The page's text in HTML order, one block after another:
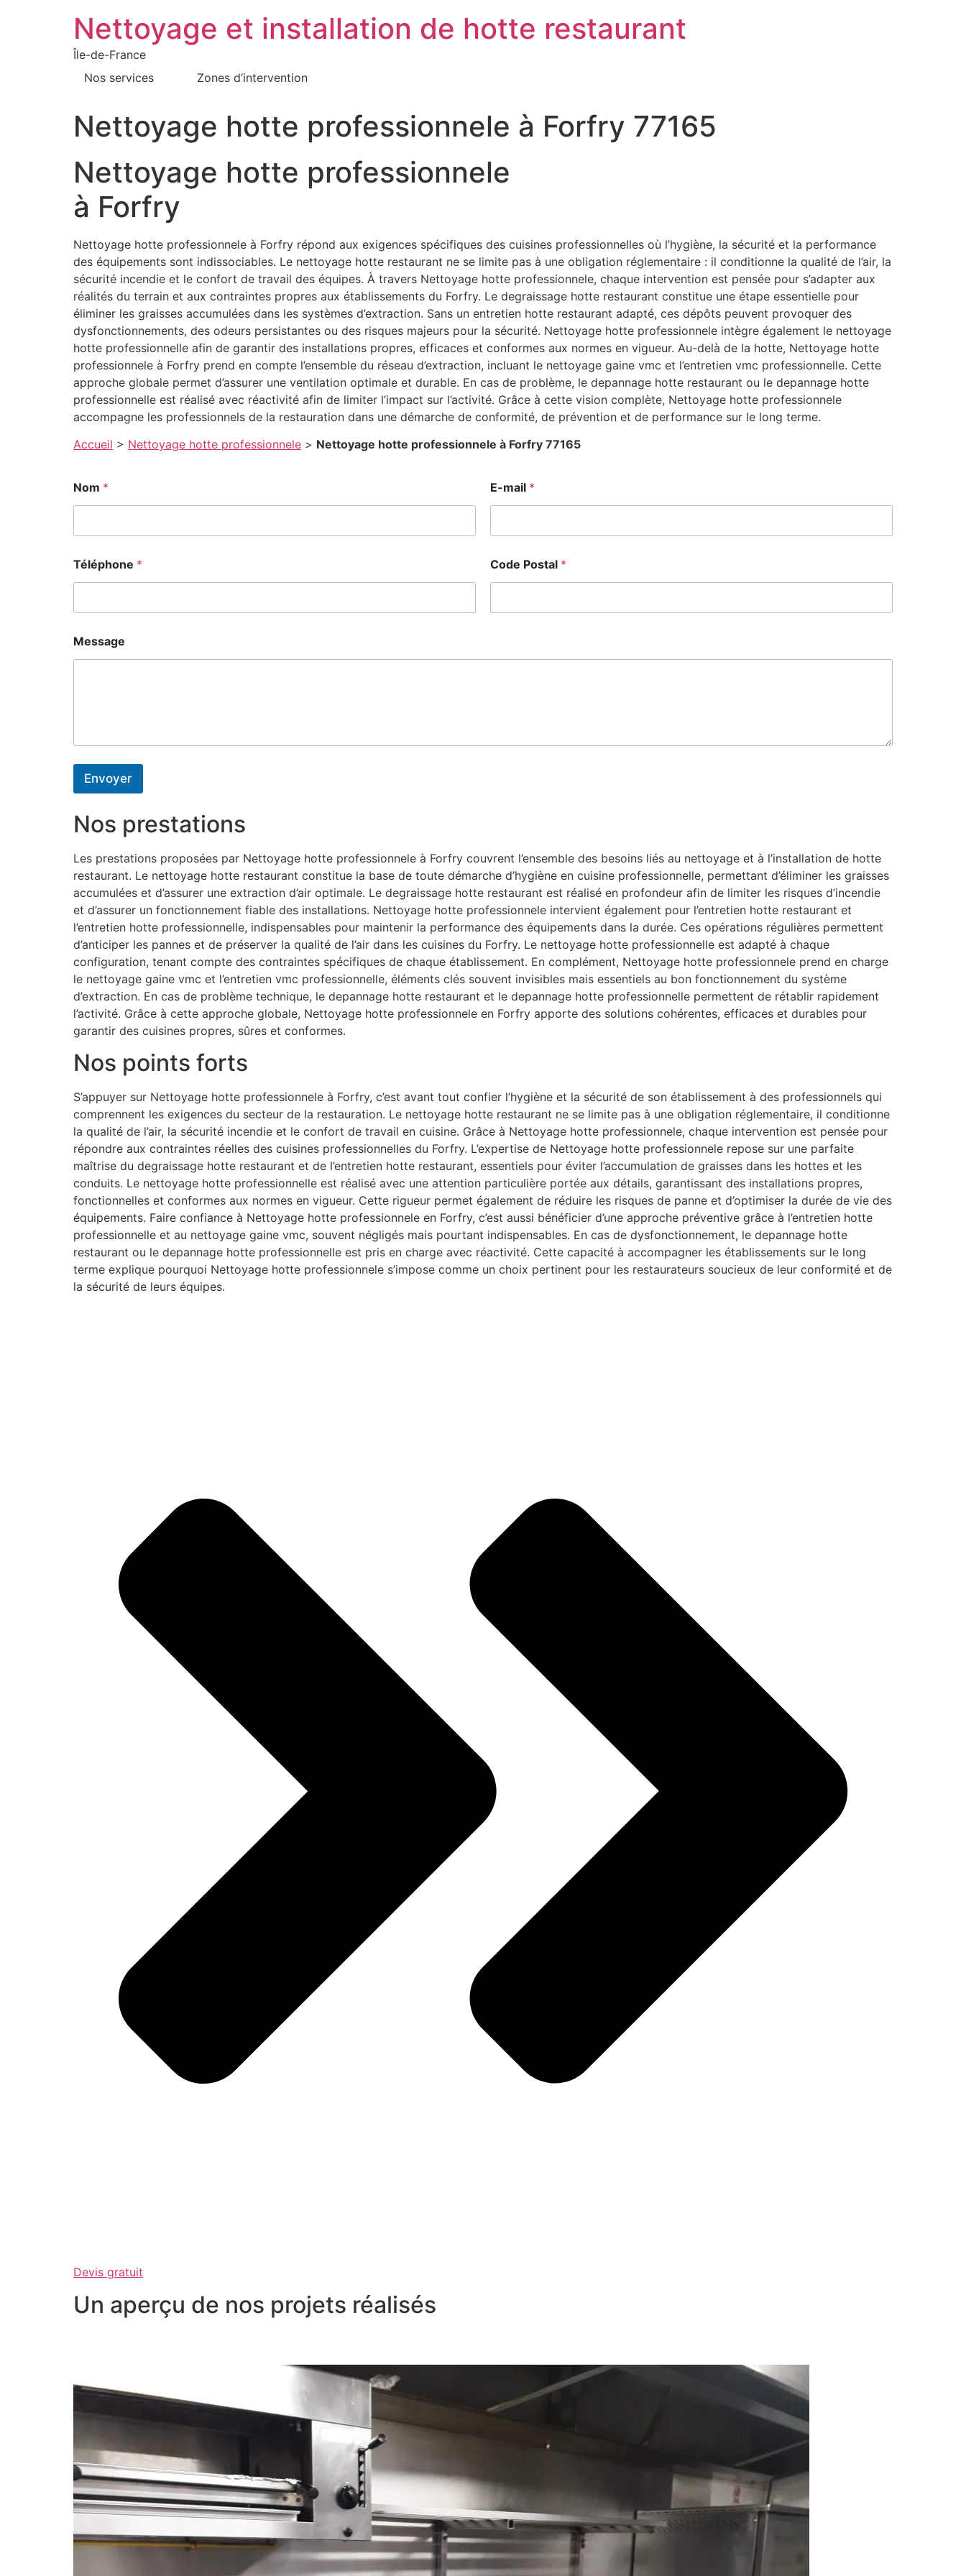
Nettoyage et installation de hotte restaurant
Île-de-France
Nos services
Zones d’intervention
Nettoyage hotte professionnele à Forfry 77165
Nettoyage hotte professionnele
à Forfry
Nettoyage hotte professionnele à Forfry répond aux exigences spécifiques des cuisines professionnelles où l’hygiène, la sécurité et la performance
des équipements sont indissociables. Le nettoyage hotte restaurant ne se limite pas à une obligation réglementaire : il conditionne la qualité de l’air, la
sécurité incendie et le confort de travail des équipes. À travers Nettoyage hotte professionnele, chaque intervention est pensée pour s’adapter aux
réalités du terrain et aux contraintes propres aux établissements du Forfry. Le degraissage hotte restaurant constitue une étape essentielle pour
éliminer les graisses accumulées dans les systèmes d’extraction. Sans un entretien hotte restaurant adapté, ces dépôts peuvent provoquer des
dysfonctionnements, des odeurs persistantes ou des risques majeurs pour la sécurité. Nettoyage hotte professionnele intègre également le nettoyage
hotte professionnelle afin de garantir des installations propres, efficaces et conformes aux normes en vigueur. Au-delà de la hotte, Nettoyage hotte
professionnele à Forfry prend en compte l’ensemble du réseau d’extraction, incluant le nettoyage gaine vmc et l’entretien vmc professionnelle. Cette
approche globale permet d’assurer une ventilation optimale et durable. En cas de problème, le depannage hotte restaurant ou le depannage hotte
professionnelle est réalisé avec réactivité afin de limiter l’impact sur l’activité. Grâce à cette vision complète, Nettoyage hotte professionnele
accompagne les professionnels de la restauration dans une démarche de conformité, de prévention et de performance sur le long terme.
Accueil > Nettoyage hotte professionnele > Nettoyage hotte professionnele à Forfry 77165
Nom * E-mail *
Téléphone * Code Postal *
Message
Envoyer
Nos prestations
Les prestations proposées par Nettoyage hotte professionnele à Forfry couvrent l’ensemble des besoins liés au nettoyage et à l’installation de hotte
restaurant. Le nettoyage hotte restaurant constitue la base de toute démarche d’hygiène en cuisine professionnelle, permettant d’éliminer les graisses
accumulées et d’assurer une extraction d’air optimale. Le degraissage hotte restaurant est réalisé en profondeur afin de limiter les risques d’incendie
et d’assurer un fonctionnement fiable des installations. Nettoyage hotte professionnele intervient également pour l’entretien hotte restaurant et
l’entretien hotte professionnelle, indispensables pour maintenir la performance des équipements dans la durée. Ces opérations régulières permettent
d’anticiper les pannes et de préserver la qualité de l’air dans les cuisines du Forfry. Le nettoyage hotte professionnelle est adapté à chaque
configuration, tenant compte des contraintes spécifiques de chaque établissement. En complément, Nettoyage hotte professionnele prend en charge
le nettoyage gaine vmc et l’entretien vmc professionnelle, éléments clés souvent invisibles mais essentiels au bon fonctionnement du système
d’extraction. En cas de problème technique, le depannage hotte restaurant et le depannage hotte professionnelle permettent de rétablir rapidement
l’activité. Grâce à cette approche globale, Nettoyage hotte professionnele en Forfry apporte des solutions cohérentes, efficaces et durables pour
garantir des cuisines propres, sûres et conformes.
Nos points forts
S’appuyer sur Nettoyage hotte professionnele à Forfry, c’est avant tout confier l’hygiène et la sécurité de son établissement à des professionnels qui
comprennent les exigences du secteur de la restauration. Le nettoyage hotte restaurant ne se limite pas à une obligation réglementaire, il conditionne
la qualité de l’air, la sécurité incendie et le confort de travail en cuisine. Grâce à Nettoyage hotte professionnele, chaque intervention est pensée pour
répondre aux contraintes réelles des cuisines professionnelles du Forfry. L’expertise de Nettoyage hotte professionnele repose sur une parfaite
maîtrise du degraissage hotte restaurant et de l’entretien hotte restaurant, essentiels pour éviter l’accumulation de graisses dans les hottes et les
conduits. Le nettoyage hotte professionnelle est réalisé avec une attention particulière portée aux détails, garantissant des installations propres,
fonctionnelles et conformes aux normes en vigueur. Cette rigueur permet également de réduire les risques de panne et d’optimiser la durée de vie des
équipements. Faire confiance à Nettoyage hotte professionnele en Forfry, c’est aussi bénéficier d’une approche préventive grâce à l’entretien hotte
professionnelle et au nettoyage gaine vmc, souvent négligés mais pourtant indispensables. En cas de dysfonctionnement, le depannage hotte
restaurant ou le depannage hotte professionnelle est pris en charge avec réactivité. Cette capacité à accompagner les établissements sur le long
terme explique pourquoi Nettoyage hotte professionnele s’impose comme un choix pertinent pour les restaurateurs soucieux de leur conformité et de
la sécurité de leurs équipes.
Devis gratuit
Un aperçu de nos projets réalisés